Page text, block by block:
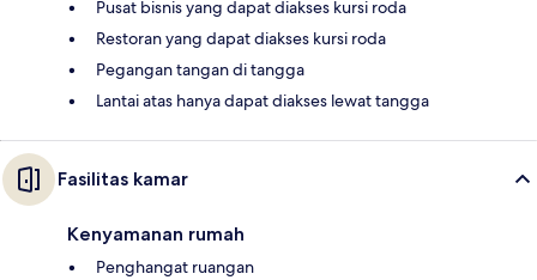
Pusat bisnis yang dapat diakses kursi roda
Restoran yang dapat diakses kursi roda
Pegangan tangan di tangga
Lantai atas hanya dapat diakses lewat tangga
Fasilitas kamar
Kenyamanan rumah
Penghangat ruangan